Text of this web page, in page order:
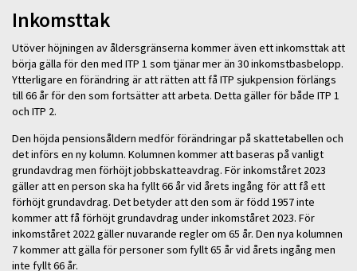
Inkomsttak
Utöver höjningen av åldersgränserna kommer även ett inkomsttak att
börja gälla för den med ITP 1 som tjänar mer än 30 inkomstbasbelopp.
Ytterligare en förändring är att rätten att få ITP sjukpension förlängs
till 66 år för den som fortsätter att arbeta. Detta gäller för både ITP 1
och ITP 2.
Den höjda pensionsåldern medför förändringar på skattetabellen och
det införs en ny kolumn. Kolumnen kommer att baseras på vanligt
grundavdrag men förhöjt jobbskatteavdrag. För inkomståret 2023
gäller att en person ska ha fyllt 66 år vid årets ingång för att få ett
förhöjt grundavdrag. Det betyder att den som är född 1957 inte
kommer att få förhöjt grundavdrag under inkomståret 2023. För
inkomståret 2022 gäller nuvarande regler om 65 år. Den nya kolumnen
7 kommer att gälla för personer som fyllt 65 år vid årets ingång men
inte fyllt 66 år.